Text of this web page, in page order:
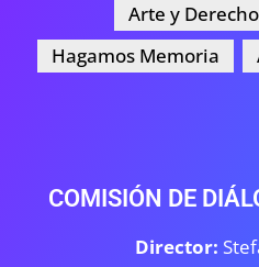
Arte y
Hagamos Memoria
COMISIÓN DE
Director: